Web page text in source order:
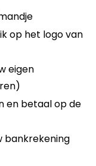
op het logo van
eigen
en betaal op de
bankrekening